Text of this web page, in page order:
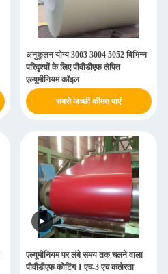
अनुकूलन योग्य 3003 3004 5052 विभिन्न
परिदृश्यों के लिए पीवीडीएफ लेपित
एल्यूमीनियम कॉइल
सबसे अच्छी कीमत पाएं
एल्यूमीनियम पर लंबे समय तक चलने वाला
पीवीडीएफ कोटिंग 1 एच-3 एच कठोरता